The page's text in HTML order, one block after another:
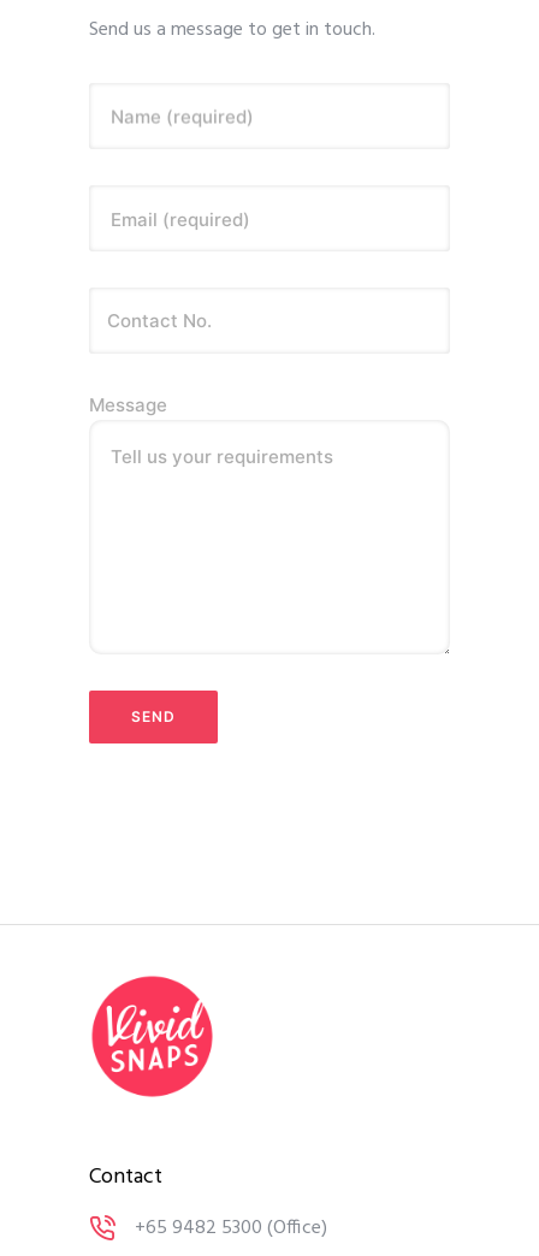
Send us a message to get in touch.
Name (required)
Email (required)
Message
Tell us your requirements
Contact
+65 9482 5300(Office)